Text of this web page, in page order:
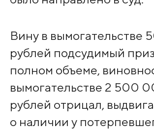
Вину в вымогательстве
рублей подсудимый
полном объеме,
вымогательстве 2 500
рублей отрицал,
о наличии у